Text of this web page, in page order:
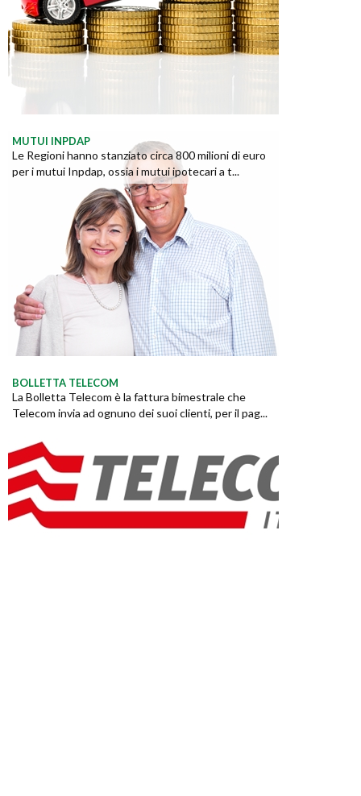
MUTUI INPDAP
Le Regioni hanno stanziato circa 800 milioni di euro
per i mutui Inpdap, ossia i mutui ipotecari a t...
BOLLETTA TELECOM
La Bolletta Telecom è la fattura bimestrale che
Telecom invia ad ognuno dei suoi clienti, per il pag...